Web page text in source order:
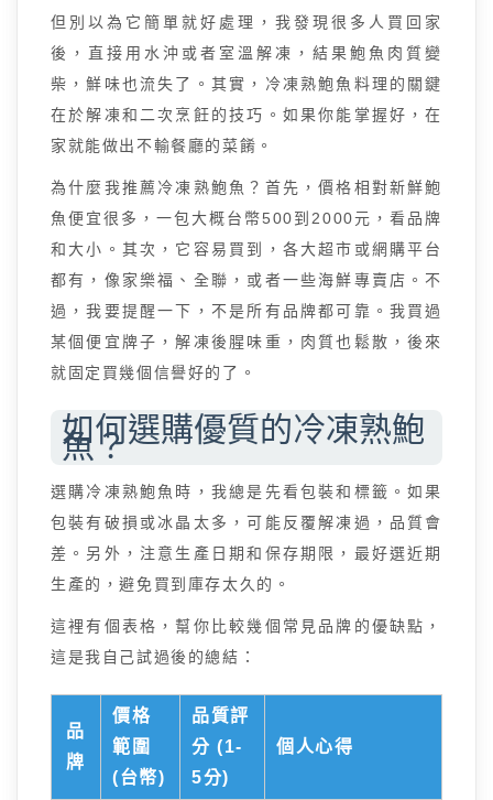
但別以為它簡單就好處理，我發現很多人買回家
後，直接用水沖或者室溫解凍，結果鮑魚肉質變
柴，鮮味也流失了。其實，冷凍熟鮑魚料理的關鍵
在於解凍和二次烹飪的技巧。如果你能掌握好，在
家就能做出不輸餐廳的菜餚。
為什麼我推薦冷凍熟鮑魚？首先，價格相對新鮮鮑
魚便宜很多，一包大概台幣500到2000元，看品牌
和大小。其次，它容易買到，各大超市或網購平台
都有，像家樂福、全聯，或者一些海鮮專賣店。不
過，我要提醒一下，不是所有品牌都可靠。我買過
某個便宜牌子，解凍後腥味重，肉質也鬆散，後來
就固定買幾個信譽好的了。
如何選購優質的冷凍熟鮑
魚？
選購冷凍熟鮑魚時，我總是先看包裝和標籤。如果
包裝有破損或冰晶太多，可能反覆解凍過，品質會
差。另外，注意生產日期和保存期限，最好選近期
生產的，避免買到庫存太久的。
這裡有個表格，幫你比較幾個常見品牌的優缺點，
這是我自己試過後的總結：
品
牌
價格
範圍
(台幣)
品質評
分 (1-
5分)
個人心得